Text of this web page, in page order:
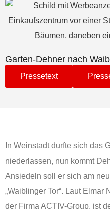
Garten-Dehner nach
Pressetext
In Weinstadt durfte sich das
niederlassen, nun kommt
Ansiedeln soll er sich am
„Waiblinger Tor“. Laut
der Firma ACTIV-Group, ist